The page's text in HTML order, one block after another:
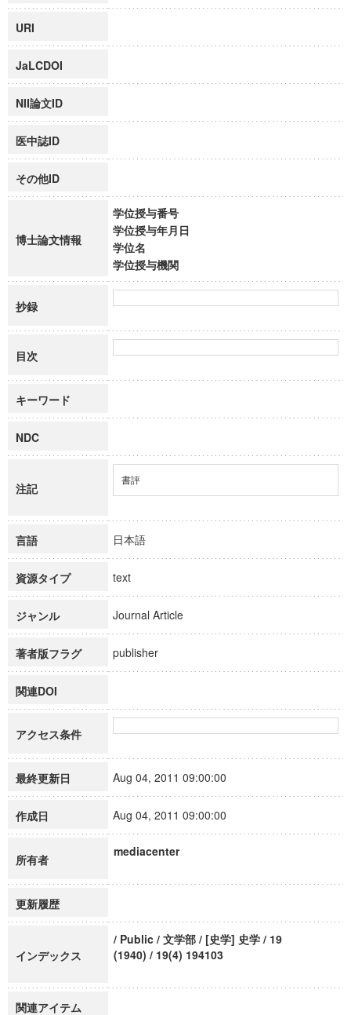
URI
JaLCDOI
NII論文ID
医中誌ID
その他ID
博士論文情報
学位授与番号
学位授与年月日
学位名
学位授与機関
抄録
目次
キーワード
NDC
注記
書評
言語 日本語
資源タイプ text
ジャンル Journal Article
著者版フラグ publisher
関連DOI
アクセス条件
最終更新日 Aug 04, 2011 09:00:00
作成日 Aug 04, 2011 09:00:00
所有者
mediacenter
更新履歴
インデックス
/ Public / 文学部 / [史学] 史学 / 19
(1940) / 19(4) 194103
関連アイテム